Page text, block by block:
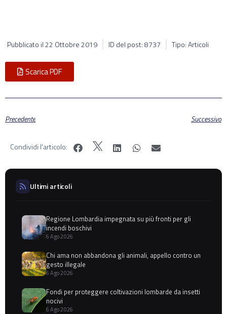
Pubblicato il22 Ottobre 2019 ID del post: 8737 Tipo: Articoli
Scarica PDF
Precedente Successivo
Condividi l'articolo:
Ultimi articoli
Regione Lombardia impegnata su più fronti per gli
incendi boschivi
6 Ago 2026
Chi ama non abbandona gli animali, appello contro un
gesto illegale
6 Ago 2026
Fondi per proteggere coltivazioni lombarde da insetti
nocivi
6 Ago 2026